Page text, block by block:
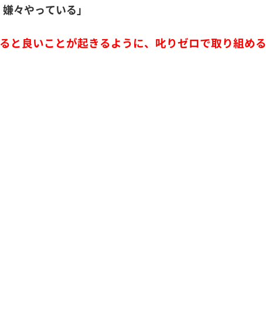
々やっている」
良いことが起きるように、叱りゼロで取り組める